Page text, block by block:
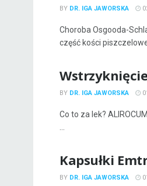
BY DR. IGA JAWORSKA
Choroba Osgooda-
część kości
BY DR. IGA JAWORSKA
Co to za lek?
Kapsułki
BY DR. IGA JAWORSKA